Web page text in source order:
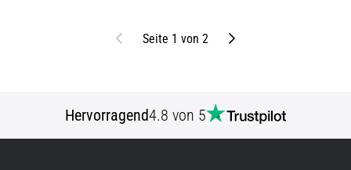
BisherigeSeite 1 von 2 Weiter
Hervorragend4.8 von 5